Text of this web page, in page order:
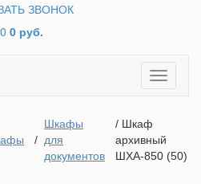
ЗВОНОК
0 0 руб.
Toggle
/
Шкафы
для
документов
/ Шкаф
архивный
ШХА-850 (50)